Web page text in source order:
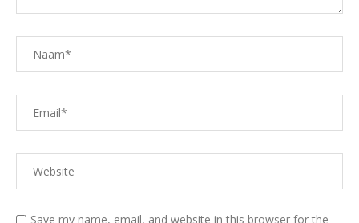
Save my name, email, and website in this browser for the